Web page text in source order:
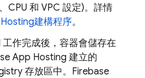
CPU 和 VPC 設定)。詳情
建構程序。
工作完成後，容器會儲存在
App Hosting 建立的
存放區中。 Firebase